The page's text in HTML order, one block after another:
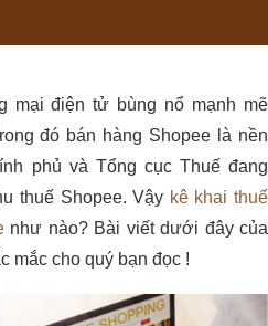
mại điện tử bùng nổ mạnh mẽ
đó bán hàng Shopee là nền
phủ và Tổng cục Thuế đang
thuế Shopee. Vậy kê khai thuế
như nào? Bài viết dưới đây của
mắc cho quý bạn đọc !